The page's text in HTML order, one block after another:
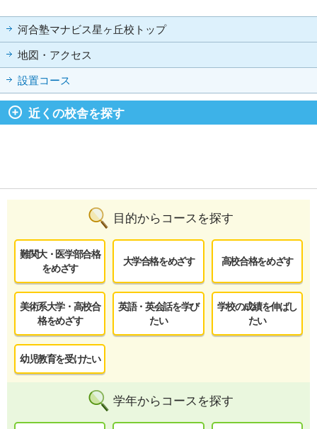
河合塾マナビス星ヶ丘校トップ
地図・アクセス
設置コース
近くの校舎を探す
目的からコースを探す
難関大・医学部合格
をめざす
大学合格をめざす 高校合格をめざす
美術系大学・高校合
格をめざす
英語・英会話を学び
たい
学校の成績を伸ばし
たい
幼児教育を受けたい
学年からコースを探す